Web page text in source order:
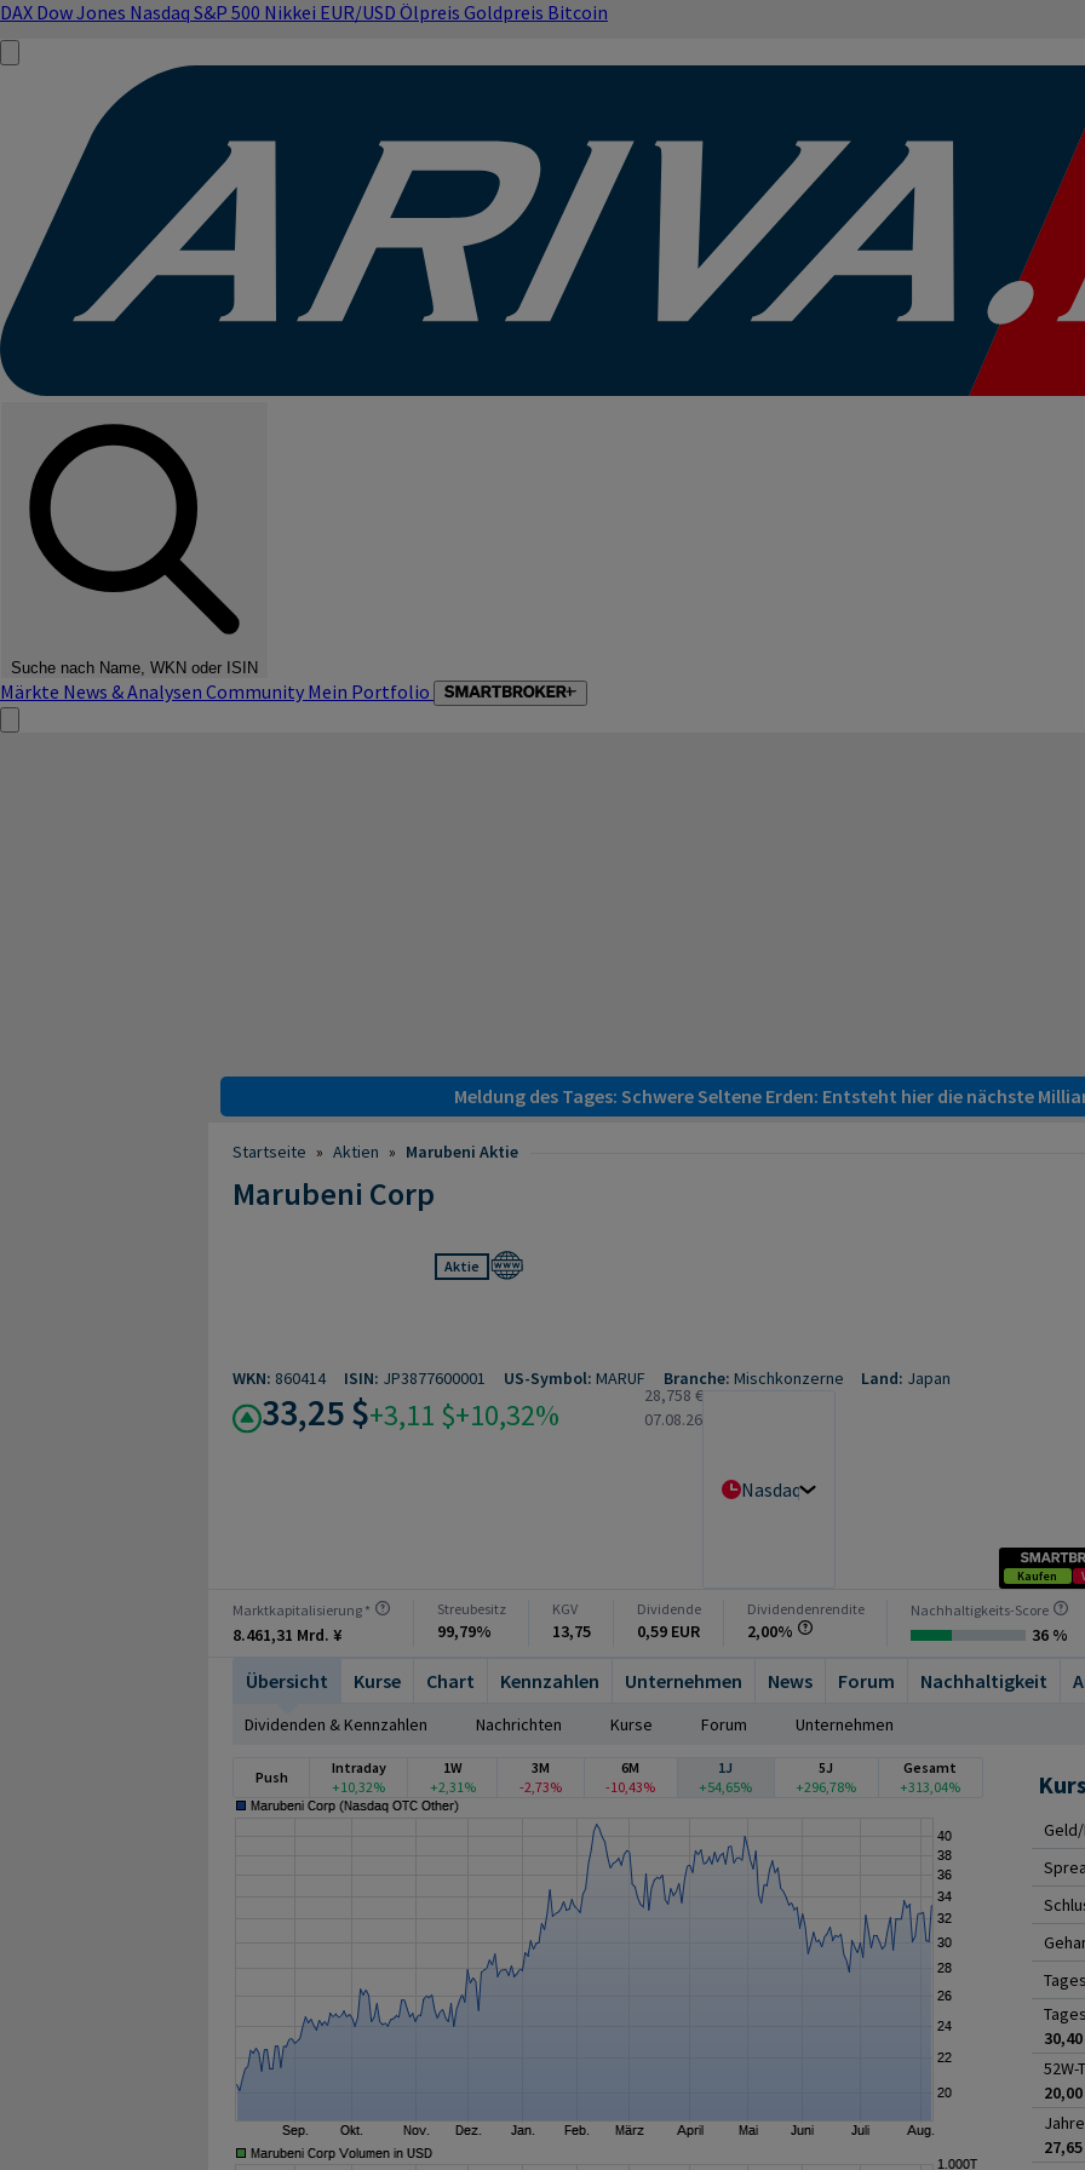
DAX Dow Jones Nasdaq S&P 500 Nikkei EUR/USD Ölpreis Goldpreis Bitcoin
Suche nach Name, WKN oder ISIN
Märkte News & Analysen Community Mein Portfolio
Meldung des Tages: Schwere Seltene Erden: Entsteht hier die nächste
Startseite » Aktien » Marubeni Aktie
Marubeni Corp
Aktie
WKN: 860414 ISIN: JP3877600001 US-Symbol: MARUF Branche: Mischkonzerne Land: Japan
33,25 $+3,11 $+10,32%
28,758 €
07.08.26
Nasdaq OTC Other
Kaufen
Marktkapitalisierung *
8.461,31 Mrd. ¥
Streubesitz
99,79%
KGV
13,75
Dividende
0,59 EUR
Dividendenrendite
2,00%
Nachhaltigkeits-Score
36 %
Übersicht Kurse Chart Kennzahlen Unternehmen News Forum Nachhaltigkeit
Dividenden & Kennzahlen Nachrichten Kurse Forum Unternehmen
Push
Intraday
+10,32%
1W
+2,31%
3M
-2,73%
6M
-10,43%
1J
+54,65%
5J
+296,78%
Gesamt
+313,04%
52W-